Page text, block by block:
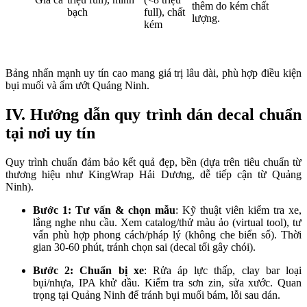
bạch
full), chất
kém
thêm do kém chất
lượng.
Bảng nhấn mạnh uy tín cao mang giá trị lâu dài, phù hợp điều kiện
bụi muối và ẩm ướt Quảng Ninh.
IV. Hướng dẫn quy trình dán decal chuẩn
tại nơi uy tín
Quy trình chuẩn đảm bảo kết quả đẹp, bền (dựa trên tiêu chuẩn từ
thương hiệu như KingWrap Hải Dương, dễ tiếp cận từ Quảng
Ninh).
Bước 1: Tư vấn & chọn mẫu: Kỹ thuật viên kiểm tra xe,
lắng nghe nhu cầu. Xem catalog/thử màu ảo (virtual tool), tư
vấn phù hợp phong cách/pháp lý (không che biển số). Thời
gian 30-60 phút, tránh chọn sai (decal tối gây chói).
Bước 2: Chuẩn bị xe: Rửa áp lực thấp, clay bar loại
bụi/nhựa, IPA khử dầu. Kiểm tra sơn zin, sửa xước. Quan
trọng tại Quảng Ninh để tránh bụi muối bám, lỗi sau dán.